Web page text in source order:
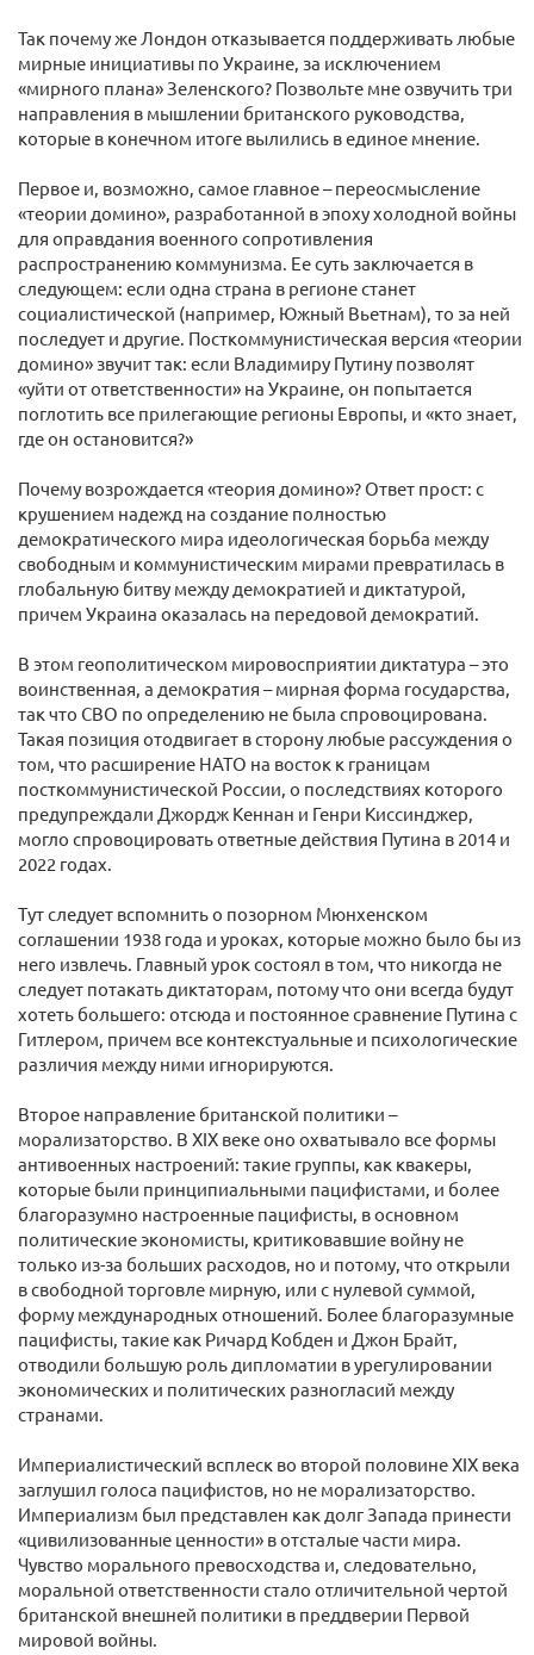
Так почему же Лондон отказывается поддерживать любые
мирные инициативы по Украине, за исключением
«мирного плана» Зеленского? Позвольте мне озвучить три
направления в мышлении британского руководства,
которые в конечном итоге вылились в единое мнение.
Первое и, возможно, самое главное – переосмысление
«теории домино», разработанной в эпоху холодной войны
для оправдания военного сопротивления
распространению коммунизма. Ее суть заключается в
следующем: если одна страна в регионе станет
социалистической (например, Южный Вьетнам), то за ней
последует и другие. Посткоммунистическая версия «теории
домино» звучит так: если Владимиру Путину позволят
«уйти от ответственности» на Украине, он попытается
поглотить все прилегающие регионы Европы, и «кто знает,
где он остановится?»
Почему возрождается «теория домино»? Ответ прост: с
крушением надежд на создание полностью
демократического мира идеологическая борьба между
свободным и коммунистическим мирами превратилась в
глобальную битву между демократией и диктатурой,
причем Украина оказалась на передовой демократий.
В этом геополитическом мировосприятии диктатура – это
воинственная, а демократия – мирная форма государства,
так что СВО по определению не была спровоцирована.
Такая позиция отодвигает в сторону любые рассуждения о
том, что расширение НАТО на восток к границам
посткоммунистической России, о последствиях которого
предупреждали Джордж Кеннан и Генри Киссинджер,
могло спровоцировать ответные действия Путина в 2014 и
2022 годах.
Тут следует вспомнить о позорном Мюнхенском
соглашении 1938 года и уроках, которые можно было бы из
него извлечь. Главный урок состоял в том, что никогда не
следует потакать диктаторам, потому что они всегда будут
хотеть большего: отсюда и постоянное сравнение Путина с
Гитлером, причем все контекстуальные и психологические
различия между ними игнорируются.
Второе направление британской политики –
морализаторство. В XIX веке оно охватывало все формы
антивоенных настроений: такие группы, как квакеры,
которые были принципиальными пацифистами, и более
благоразумно настроенные пацифисты, в основном
политические экономисты, критиковавшие войну не
только из-за больших расходов, но и потому, что открыли
в свободной торговле мирную, или с нулевой суммой,
форму международных отношений. Более благоразумные
пацифисты, такие как Ричард Кобден и Джон Брайт,
отводили большую роль дипломатии в урегулировании
экономических и политических разногласий между
странами.
Империалистический всплеск во второй половине XIX века
заглушил голоса пацифистов, но не морализаторство.
Империализм был представлен как долг Запада принести
«цивилизованные ценности» в отсталые части мира.
Чувство морального превосходства и, следовательно,
моральной ответственности стало отличительной чертой
британской внешней политики в преддверии Первой
мировой войны.